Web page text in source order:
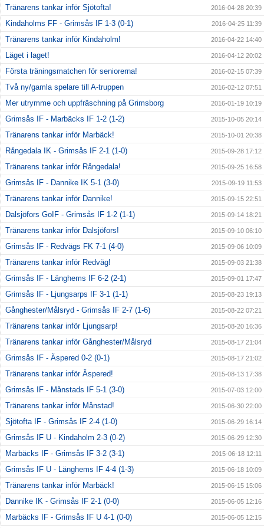
Tränarens tankar inför Sjötofta! 2016-04-28 20:39
Kindaholms FF - Grimsås IF 1-3 (0-1) 2016-04-25 11:39
Tränarens tankar inför Kindaholm! 2016-04-22 14:40
Läget i laget! 2016-04-12 20:02
Första träningsmatchen för seniorerna! 2016-02-15 07:39
Två ny/gamla spelare till A-truppen 2016-02-12 07:51
Mer utrymme och uppfräschning på Grimsborg 2016-01-19 10:19
Grimsås IF - Marbäcks IF 1-2 (1-2) 2015-10-05 20:14
Tränarens tankar inför Marbäck! 2015-10-01 20:38
Rångedala IK - Grimsås IF 2-1 (1-0) 2015-09-28 17:12
Tränarens tankar inför Rångedala! 2015-09-25 16:58
Grimsås IF - Dannike IK 5-1 (3-0) 2015-09-19 11:53
Tränarens tankar inför Dannike! 2015-09-15 22:51
Dalsjöfors GoIF - Grimsås IF 1-2 (1-1) 2015-09-14 18:21
Tränarens tankar inför Dalsjöfors! 2015-09-10 06:10
Grimsås IF - Redvägs FK 7-1 (4-0) 2015-09-06 10:09
Tränarens tankar inför Redväg! 2015-09-03 21:38
Grimsås IF - Länghems IF 6-2 (2-1) 2015-09-01 17:47
Grimsås IF - Ljungsarps IF 3-1 (1-1) 2015-08-23 19:13
Gånghester/Målsryd - Grimsås IF 2-7 (1-6) 2015-08-22 07:21
Tränarens tankar inför Ljungsarp! 2015-08-20 16:36
Tränarens tankar inför Gånghester/Målsryd 2015-08-17 21:04
Grimsås IF - Äspered 0-2 (0-1) 2015-08-17 21:02
Tränarens tankar inför Äspered! 2015-08-13 17:38
Grimsås IF - Månstads IF 5-1 (3-0) 2015-07-03 12:00
Tränarens tankar inför Månstad! 2015-06-30 22:00
Sjötofta IF - Grimsås IF 2-4 (1-0) 2015-06-29 16:14
Grimsås IF U - Kindaholm 2-3 (0-2) 2015-06-29 12:30
Marbäcks IF - Grimsås IF 3-2 (3-1) 2015-06-18 12:11
Grimsås IF U - Länghems IF 4-4 (1-3) 2015-06-18 10:09
Tränarens tankar inför Marbäck! 2015-06-15 15:06
Dannike IK - Grimsås IF 2-1 (0-0) 2015-06-05 12:16
Marbäcks IF - Grimsås IF U 4-1 (0-0) 2015-06-05 12:15